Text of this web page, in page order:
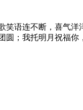
笑语连不断，喜气洋
圆；我托明月祝福你